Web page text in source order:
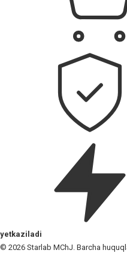
yetkaziladi
© 2026 Starlab MChJ. Barcha